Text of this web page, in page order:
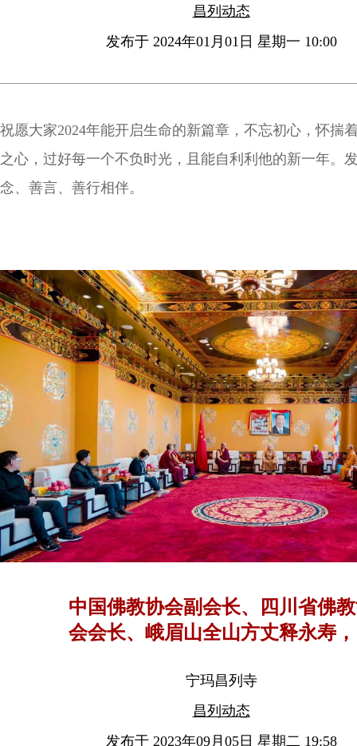
昌列动态
发布于 2024年01月01日 星期一 10:00
祝愿大家2024年能开启生命的新篇章，不忘初心，怀揣
之心，过好每一个不负时光，且能自利利他的新一年。
念、善言、善行相伴。
中国佛教协会副会长、四川省佛
会会长、峨眉山全山方丈释永寿
宁玛昌列寺
昌列动态
发布于 2023年09月05日 星期二 19:58